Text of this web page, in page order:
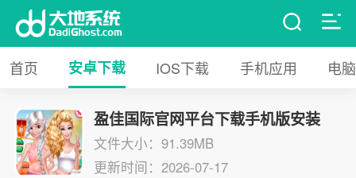
首页 安卓下载 IOS下载 手机应用 电
盈佳国际官网平台下载手机版安装
文件大小：91.39MB
更新时间：2026-07-17